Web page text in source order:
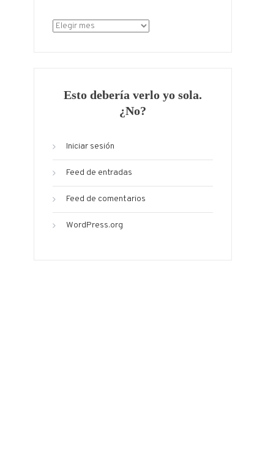
Archivo
Esto debería verlo yo sola.
¿No?
Iniciar sesión
Feed de entradas
Feed de comentarios
WordPress.org